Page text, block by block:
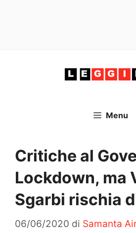
Menu
Critiche al
Lockdown, ma
Sgarbi rischia
06/06/2020 di Samanta